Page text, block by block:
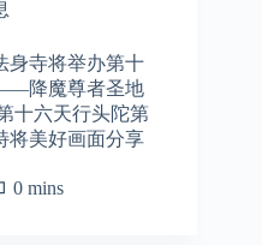
身寺将举办第十
降魔尊者圣地
十六天行头陀第
将美好画面分享
0 mins